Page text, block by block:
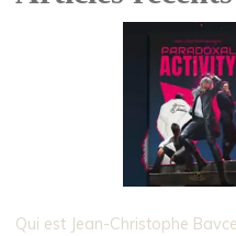
Qui est Jean-Christophe